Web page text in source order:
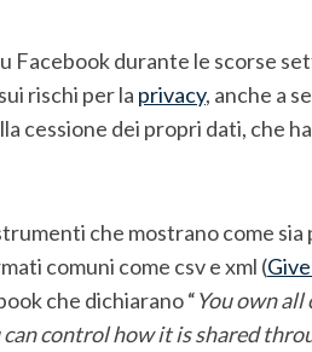
Facebook durante le scorse
rischi per la privacy, anche a
cessione dei propri dati, che
che mostrano come sia
comuni come csv e xml (
che dichiarano “You own all
control how it is shared